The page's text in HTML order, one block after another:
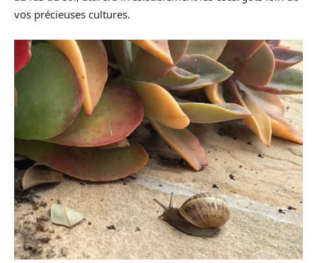
vos précieuses cultures.